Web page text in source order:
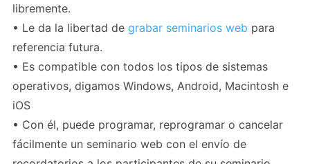
libremente.
• Le da la libertad de grabar seminarios web para
referencia futura.
• Es compatible con todos los tipos de sistemas
operativos, digamos Windows, Android, Macintosh e
iOS
• Con él, puede programar, reprogramar o cancelar
fácilmente un seminario web con el envío de